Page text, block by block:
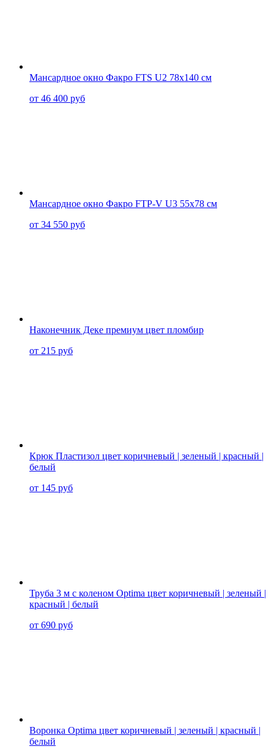
Мансардное окно Факро FTS U2 78x140 см
от 46 400 руб
Мансардное окно Факро FTP-V U3 55x78 см
от 34 550 руб
Наконечник Деке премиум цвет пломбир
от 215 руб
Крюк Пластизол цвет коричневый | зеленый | красный |
белый
от 145 руб
Труба 3 м с коленом Optima цвет коричневый | зеленый |
красный | белый
от 690 руб
Воронка Optima цвет коричневый | зеленый | красный |
белый